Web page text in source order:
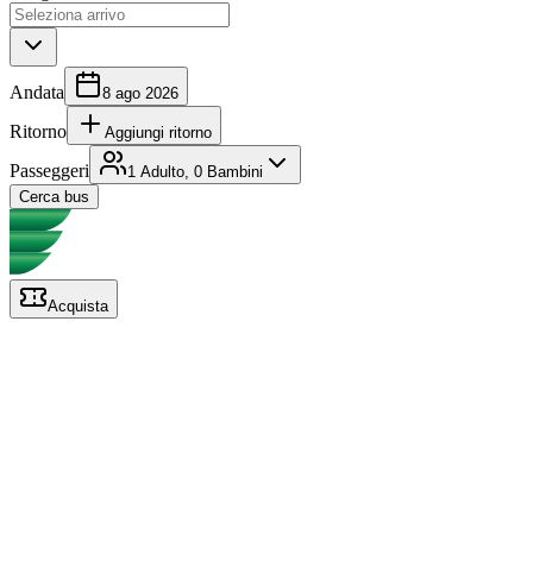
Andata 8 ago 2026
Ritorno Aggiungi ritorno
Passeggeri
1 Adulto, 0 Bambini
Cerca bus
Acquista